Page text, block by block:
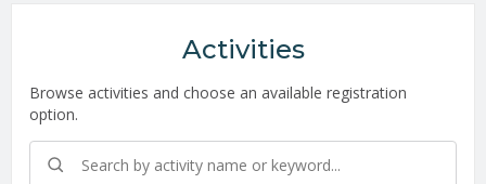
Activities
Browse activities and choose an available registration
option.